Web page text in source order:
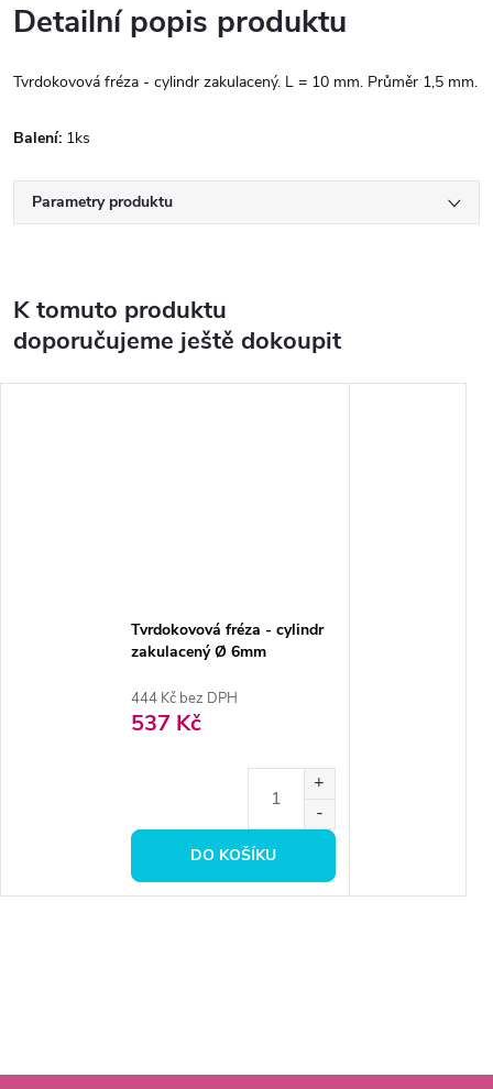
Detailní popis produktu
Tvrdokovová fréza - cylindr zakulacený. L = 10 mm. Průměr 1,5 mm.
Balení: 1ks
Parametry produktu
K tomuto produktu
doporučujeme ještě dokoupit
Tvrdokovová fréza - cylindr
zakulacený Ø 6mm
444 Kč bez DPH
537 Kč
DO KOŠÍKU